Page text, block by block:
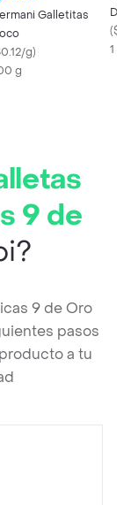
Galletitas
g)
g
(
1 x
9 de
9 de Oro
pasos
a tu